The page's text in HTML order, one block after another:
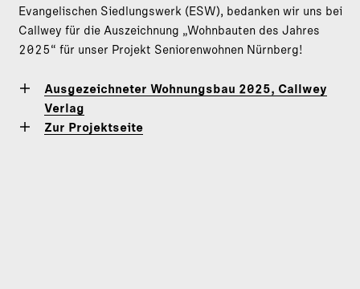
Evangelischen Siedlungswerk (ESW), bedanken wir uns bei
Callwey für die Auszeichnung „Wohnbauten des Jahres
2025“ für unser Projekt Seniorenwohnen Nürnberg!
Ausgezeichneter Wohnungsbau 2025, Callwey
Verlag
Zur Projektseite